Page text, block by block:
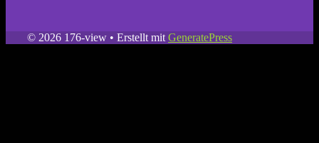
© 2026 176-view • Erstellt mit GeneratePress